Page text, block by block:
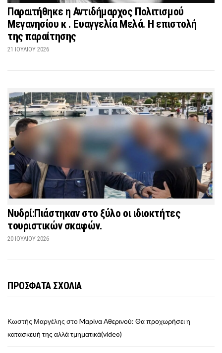
Παραιτήθηκε η Αντιδήμαρχος Πολιτισμού
Μεγανησίου κ . Ευαγγελία Μελά. Η επιστολή
της παραίτησης
21 ΙΟΥΛΊΟΥ 2026
Νυδρί:Πιάστηκαν στο ξύλο οι ιδιοκτήτες
τουριστικών σκαφών.
20 ΙΟΥΛΊΟΥ 2026
ΠΡΟΣΦΑΤΑ ΣΧΟΛΙΑ
Κωστής Μαργέλης στοMαρίνα Αθερινού: Θα προχωρήσει η
κατασκευή της αλλά τμηματικά(video)